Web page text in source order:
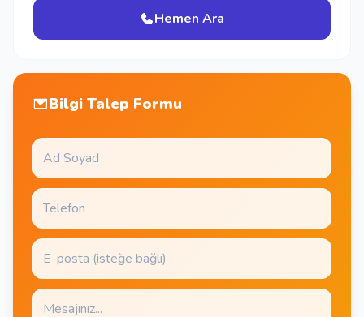
Hemen Ara
Bilgi Talep Formu